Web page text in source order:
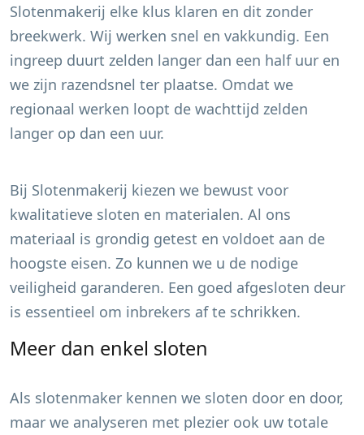
Slotenmakerij elke klus klaren en dit zonder
breekwerk. Wij werken snel en vakkundig. Een
ingreep duurt zelden langer dan een half uur en
we zijn razendsnel ter plaatse. Omdat we
regionaal werken loopt de wachttijd zelden
langer op dan een uur.
Bij Slotenmakerij kiezen we bewust voor
kwalitatieve sloten en materialen. Al ons
materiaal is grondig getest en voldoet aan de
hoogste eisen. Zo kunnen we u de nodige
veiligheid garanderen. Een goed afgesloten deur
is essentieel om inbrekers af te schrikken.
Meer dan enkel sloten
Als slotenmaker kennen we sloten door en door,
maar we analyseren met plezier ook uw totale